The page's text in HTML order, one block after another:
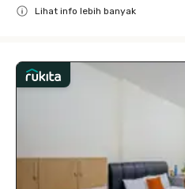
Lihat info lebih banyak